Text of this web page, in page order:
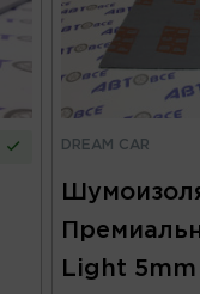
DREAM CAR
Light 5mm